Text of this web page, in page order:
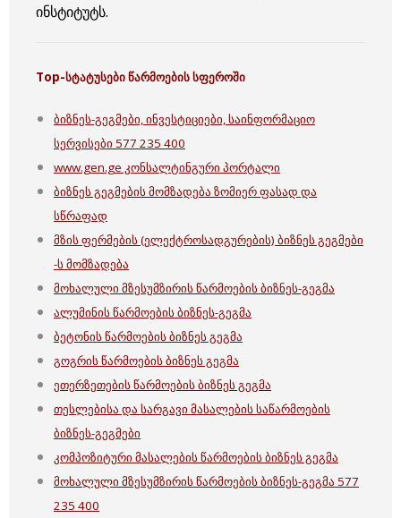
ინსტიტუტს.
Top-სტატუსები წარმოების სფეროში
ბიზნეს-გეგმები, ინვესტიციები, საინფორმაციო
სერვისები 577 235 400
www.gen.ge კონსალტინგური პორტალი
ბიზნეს გეგმების მომზადება ზომიერ ფასად და
სწრაფად
მზის ფერმების (ელექტროსადგურების) ბიზნეს გეგმები
-ს მომზადება
მოხალული მზესუმზირის წარმოების ბიზნეს-გეგმა
ალუმინის წარმოების ბიზნეს-გეგმა
ბეტონის წარმოების ბიზნეს გეგმა
გოგრის წარმოების ბიზნეს გეგმა
ეთერზეთების წარმოების ბიზნეს გეგმა
თესლებისა და სარგავი მასალების საწარმოების
ბიზნეს-გეგმები
კომპოზიტური მასალების წარმოების ბიზნეს გეგმა
მოხალული მზესუმზირის წარმოების ბიზნეს-გეგმა 577
235 400